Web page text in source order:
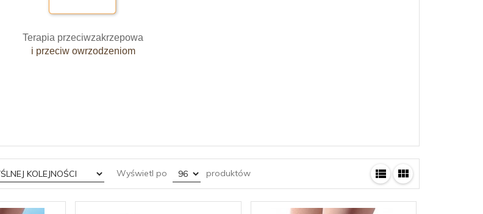
Terapia przeciwzakrzepowa
i przeciw owrzodzeniom
Wyświetl po pop produktów